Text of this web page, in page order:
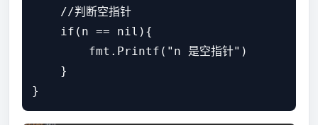
    //判断空指针
    if(n == nil){
        fmt.Printf("n 是空指针")
    }